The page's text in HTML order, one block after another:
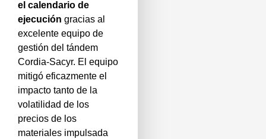
el calendario de
ejecución gracias al
excelente equipo de
gestión del tándem
Cordia-Sacyr. El equipo
mitigó eficazmente el
impacto tanto de la
volatilidad de los
precios de los
materiales impulsada